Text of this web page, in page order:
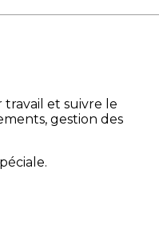
et suivre le
gestion des